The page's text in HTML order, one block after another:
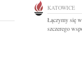
KATOWICE
Łączymy się
szczerego